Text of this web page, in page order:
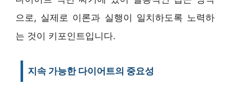
으로, 실제로 이론과 실행이 일치하도록 노력하
는 것이 키포인트입니다.
지속 가능한 다이어트의 중요성